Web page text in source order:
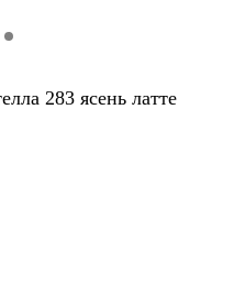
283 ясень латте